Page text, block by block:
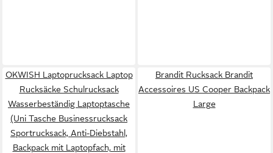
OKWISH Laptoprucksack Laptop
Rucksäcke Schulrucksack
Wasserbeständig Laptoptasche
(Uni Tasche Businessrucksack
Sportrucksack, Anti-Diebstahl,
Backpack mit Laptopfach, mit
Brandit Rucksack Brandit
Accessoires US Cooper Backpack
Large